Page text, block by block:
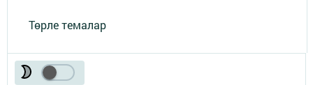
Төрле темалар